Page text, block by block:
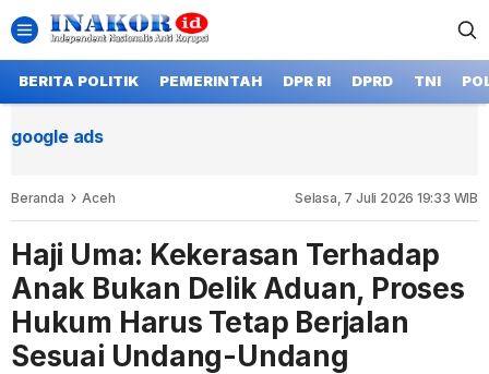
BERITA POLITIK PEMERINTAH DPR RI DPRD TNI
google ads
Beranda Aceh Selasa, 7 Juli 2026 19:33 WIB
Haji Uma: Kekerasan Terhadap
Anak Bukan Delik Aduan, Proses
Hukum Harus Tetap Berjalan
Sesuai Undang-Undang